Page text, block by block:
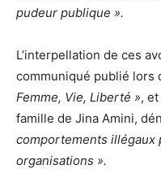
pudeur publique ».
L’interpellation de ces
communiqué publié lors
Femme, Vie, Liberté »,
famille de Jina Amini,
comportements illégaux
organisations ».